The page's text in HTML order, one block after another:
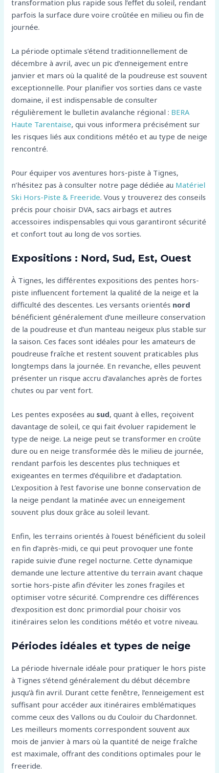
transformation plus rapide sous l’effet du soleil, rendant
parfois la surface dure voire croûtée en milieu ou fin de
journée.
La période optimale s’étend traditionnellement de
décembre à avril, avec un pic d’enneigement entre
janvier et mars où la qualité de la poudreuse est souvent
exceptionnelle. Pour planifier vos sorties dans ce vaste
domaine, il est indispensable de consulter
régulièrement le bulletin avalanche régional : BERA
Haute Tarentaise, qui vous informera précisément sur
les risques liés aux conditions météo et au type de neige
rencontré.
Pour équiper vos aventures hors-piste à Tignes,
n’hésitez pas à consulter notre page dédiée au Matériel
Ski Hors-Piste & Freeride. Vous y trouverez des conseils
précis pour choisir DVA, sacs airbags et autres
accessoires indispensables qui vous garantiront sécurité
et confort tout au long de vos sorties.
Expositions : Nord, Sud, Est, Ouest
À Tignes, les différentes expositions des pentes hors-
piste influencent fortement la qualité de la neige et la
difficulté des descentes. Les versants orientés nord
bénéficient généralement d’une meilleure conservation
de la poudreuse et d’un manteau neigeux plus stable sur
la saison. Ces faces sont idéales pour les amateurs de
poudreuse fraîche et restent souvent praticables plus
longtemps dans la journée. En revanche, elles peuvent
présenter un risque accru d’avalanches après de fortes
chutes ou par vent fort.
Les pentes exposées au sud, quant à elles, reçoivent
davantage de soleil, ce qui fait évoluer rapidement le
type de neige. La neige peut se transformer en croûte
dure ou en neige transformée dès le milieu de journée,
rendant parfois les descentes plus techniques et
exigeantes en termes d’équilibre et d’adaptation.
L’exposition à l’est favorise une bonne conservation de
la neige pendant la matinée avec un enneigement
souvent plus doux grâce au soleil levant.
Enfin, les terrains orientés à l’ouest bénéficient du soleil
en fin d’après-midi, ce qui peut provoquer une fonte
rapide suivie d’une regel nocturne. Cette dynamique
demande une lecture attentive du terrain avant chaque
sortie hors-piste afin d’éviter les zones fragiles et
optimiser votre sécurité. Comprendre ces différences
d’exposition est donc primordial pour choisir vos
itinéraires selon les conditions météo et votre niveau.
Périodes idéales et types de neige
La période hivernale idéale pour pratiquer le hors piste
à Tignes s’étend généralement du début décembre
jusqu’à fin avril. Durant cette fenêtre, l’enneigement est
suffisant pour accéder aux itinéraires emblématiques
comme ceux des Vallons ou du Couloir du Chardonnet.
Les meilleurs moments correspondent souvent aux
mois de janvier à mars où la quantité de neige fraîche
est maximale, offrant des conditions optimales pour le
freeride.